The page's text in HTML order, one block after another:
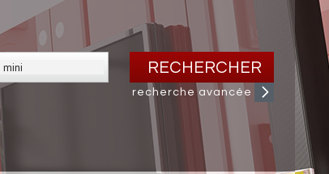
RECHERCHER
recherche avancée